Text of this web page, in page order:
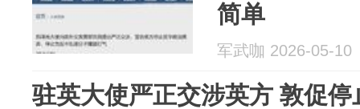
简单
军武咖 2026-05-10
驻英大使严正交涉英方 敦促